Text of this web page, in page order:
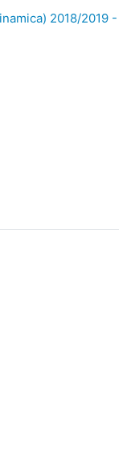
2018/2019 -